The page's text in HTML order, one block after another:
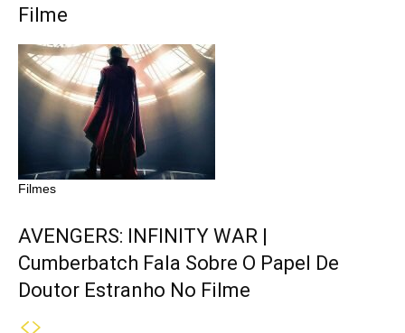
Filme
Filmes
AVENGERS: INFINITY WAR |
Cumberbatch Fala Sobre O Papel De
Doutor Estranho No Filme